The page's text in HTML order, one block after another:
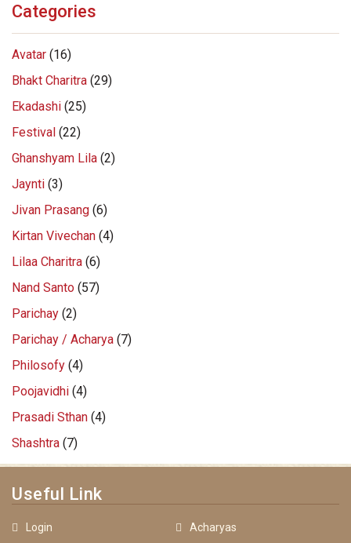
Categories
Avatar (16)
Bhakt Charitra (29)
Ekadashi (25)
Festival (22)
Ghanshyam Lila (2)
Jaynti (3)
Jivan Prasang (6)
Kirtan Vivechan (4)
Lilaa Charitra (6)
Nand Santo (57)
Parichay (2)
Parichay / Acharya (7)
Philosofy (4)
Poojavidhi (4)
Prasadi Sthan (4)
Shashtra (7)
Useful Link
Login
Acharyas